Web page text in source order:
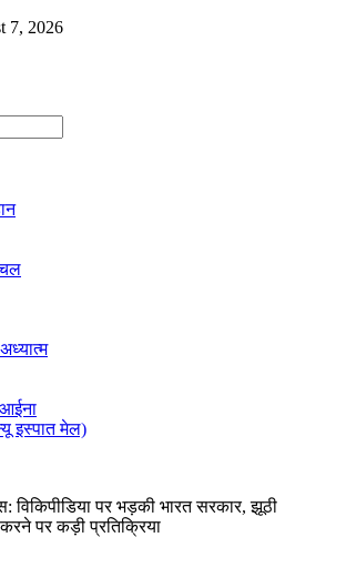
7, 2026
इस्पात मेल)
विकिपीडिया पर भड़की भारत सरकार, झूठी
पर कड़ी प्रतिक्रिया